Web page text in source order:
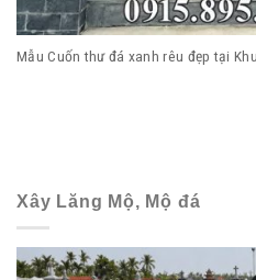
Mẫu Cuốn thư đá xanh rêu đẹp tại
Xây Lăng Mộ, Mộ đá